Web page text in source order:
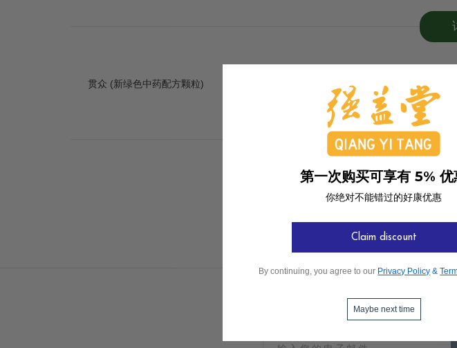
贯众 (新绿色中药配方颗粒)
第一次购买可享有 5% 优
你绝对不能错过的好康优惠
Claim discount
By continuing, you agree to our Privacy Policy &
Maybe next time